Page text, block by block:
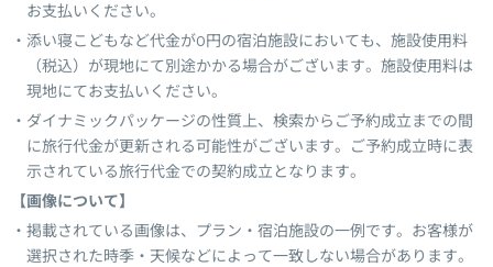
お支払いください。
添い寝こどもなど代金が0円の宿泊施設においても、施設使用料
（税込）が現地にて別途かかる場合がございます。施設使用料は
現地にてお支払いください。
ダイナミックパッケージの性質上、検索からご予約成立までの間
に旅行代金が更新される可能性がございます。ご予約成立時に表
示されている旅行代金での契約成立となります。
【画像について】
掲載されている画像は、プラン・宿泊施設の一例です。お客様が
選択された時季・天候などによって一致しない場合があります。